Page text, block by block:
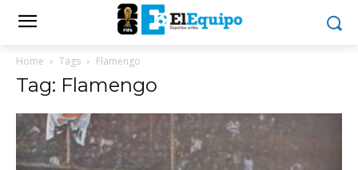
Home Tags Flamengo
Tag: Flamengo